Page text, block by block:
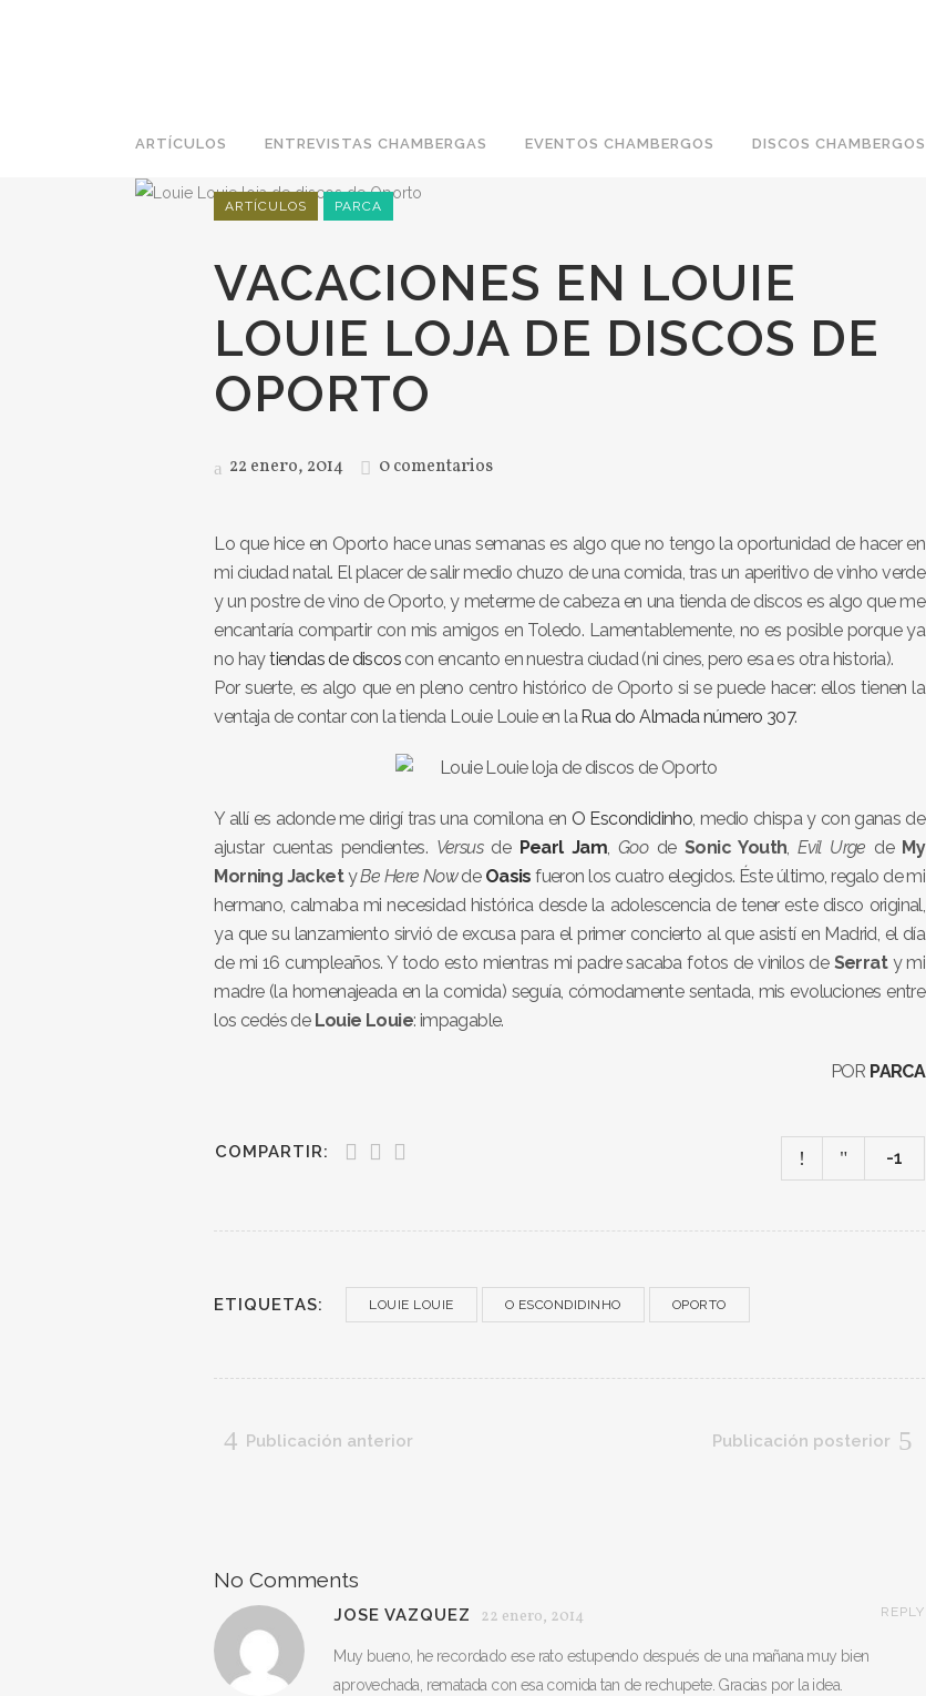
ARTÍCULOS ENTREVISTAS CHAMBERGAS EVENTOS CHAMBERGOS DISCOS CHAMBERGOS
ARTÍCULOS PARCA
VACACIONES EN LOUIE
LOUIE LOJA DE DISCOS DE
OPORTO
22 enero, 2014 0 comentarios
Lo que hice en Oporto hace unas semanas es algo que no tengo la oportunidad de hacer en
mi ciudad natal. El placer de salir medio chuzo de una comida, tras un aperitivo de vinho verde
y un postre de vino de Oporto, y meterme de cabeza en una tienda de discos es algo que me
encantaría compartir con mis amigos en Toledo. Lamentablemente, no es posible porque ya
no haytiendas de discoscon encanto en nuestra ciudad (ni cines, pero esa es otra historia).
Por suerte, es algo que en pleno centro histórico de Oporto si se puede hacer: ellos tienen la
ventaja de contar con la tienda Louie Louie en laRua do Almada número 307.
Y allí es adonde me dirigí tras una comilona en O Escondidinho, medio chispa y con ganas de
ajustar cuentas pendientes. Versusde Pearl Jam,Goode Sonic Youth,Evil Urge de My
Morning JacketyBe Here Nowde Oasis fueron los cuatro elegidos. Éste último, regalo de mi
hermano, calmaba mi necesidad histórica desde la adolescencia de tener este disco original,
ya que su lanzamiento sirvió de excusa para el primer concierto al que asistí en Madrid, el día
de mi 16 cumpleaños. Y todo esto mientras mi padre sacaba fotos de vinilos de Serraty mi
madre (la homenajeada en la comida) seguía, cómodamente sentada, mis evoluciones entre
los cedés de Louie Louie: impagable.
POR PARCA
COMPARTIR: -1
ETIQUETAS: LOUIE LOUIE O ESCONDIDINHO OPORTO
Publicación anterior Publicación posterior
No Comments
REPLY
JOSE VAZQUEZ 22 enero, 2014
Muy bueno, he recordado ese rato estupendo después de una mañana muy bien
aprovechada, rematada con esa comida tan de rechupete. Gracias por la idea.